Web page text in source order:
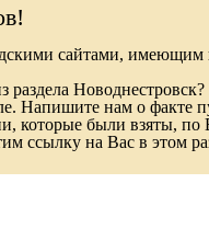
сайтами, имеющим
Напишите нам о факте
которые были взяты,
ссылку на Вас в этом